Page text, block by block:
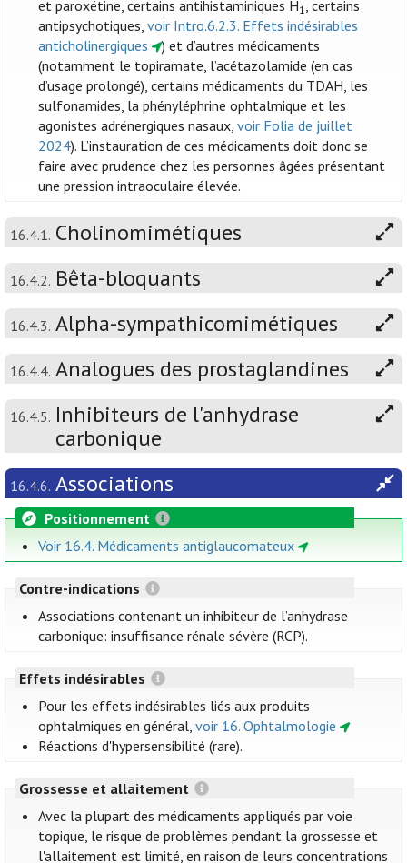
et paroxétine, certains antihistaminiques H1, certains
antipsychotiques,voir Intro.6.2.3. Effets indésirables
anticholinergiques
) et d’autres médicaments
(notamment le topiramate, l’acétazolamide (en cas
d’usage prolongé), certains médicaments du TDAH, les
sulfonamides, la phényléphrine ophtalmique et les
agonistes adrénergiques nasaux,voir Folia de juillet
2024). L’instauration de ces médicaments doit donc se
faire avec prudence chez les personnes âgées présentant
une pression intraoculaire élevée.
16.4.1. Cholinomimétiques
16.4.2. Bêta-bloquants
16.4.3. Alpha-sympathicomimétiques
16.4.4. Analogues des prostaglandines
16.4.5. Inhibiteurs de l'anhydrase
carbonique
16.4.6. Associations
Positionnement
Voir 16.4. Médicaments antiglaucomateux
Contre-indications
Associations contenant un inhibiteur de l’anhydrase
carbonique: insuffisance rénale sévère (RCP).
Effets indésirables
Pour les effets indésirables liés aux produits
ophtalmiques en général,voir 16. Ophtalmologie
Réactions d'hypersensibilité (rare).
Grossesse et allaitement
Avec la plupart des médicaments appliqués par voie
topique, le risque de problèmes pendant la grossesse et
l'allaitement est limité, en raison de leurs concentrations